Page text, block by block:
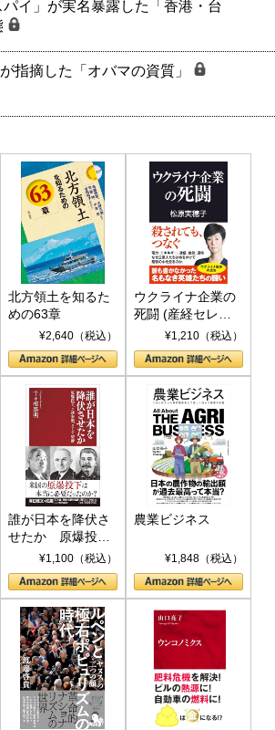
イ」が実名暴露した「香港・台
指摘した「オバマの資質」
北方領土を知るた
めの63章
¥2,640（税込）
ウクライナ企業の
死闘 (産経セレク
ト S 039)¥1,210（税込）
誰が日本を降伏さ
せたか 原爆投
下、ソ連参戦、そ
して聖断 (PHP新
書)
¥1,100（税込）
農業ビジネス
¥1,848（税込）